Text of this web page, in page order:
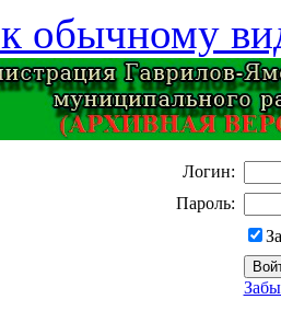
обычному
Логин:
Пароль: